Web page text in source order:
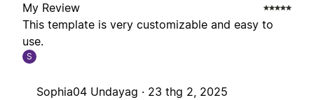
My Review
This template is very customizable and easy to
use.
S
Sophia04 Undayag · 23 thg 2, 2025